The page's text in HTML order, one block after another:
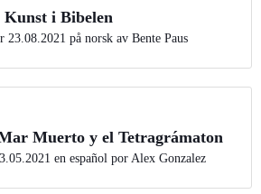
Kunst i Bibelen
23.08.2021 på norsk av Bente Paus
Muerto y el Tetragrámaton
en español por Alex Gonzalez